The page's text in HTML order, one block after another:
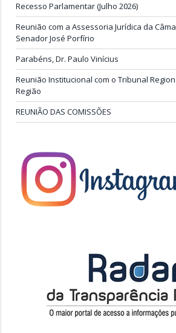
Recesso Parlamentar (Julho 2026)
Reunião com a Assessoria Jurídica da
Senador José Porfírio
Parabéns, Dr. Paulo Vinícius
Reunião Institucional com o Tribunal
Região
REUNIÃO DAS COMISSÕES